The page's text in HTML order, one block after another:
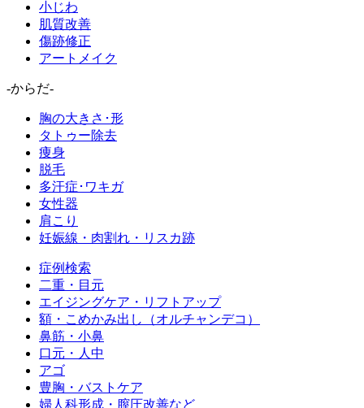
小じわ
肌質改善
傷跡修正
アートメイク
-からだ-
胸の大きさ･形
タトゥー除去
痩身
脱毛
多汗症･ワキガ
女性器
肩こり
妊娠線・肉割れ・リスカ跡
症例検索
二重・目元
エイジングケア・リフトアップ
額・こめかみ出し（オルチャンデコ）
鼻筋・小鼻
口元・人中
アゴ
豊胸・バストケア
婦人科形成・膣圧改善など